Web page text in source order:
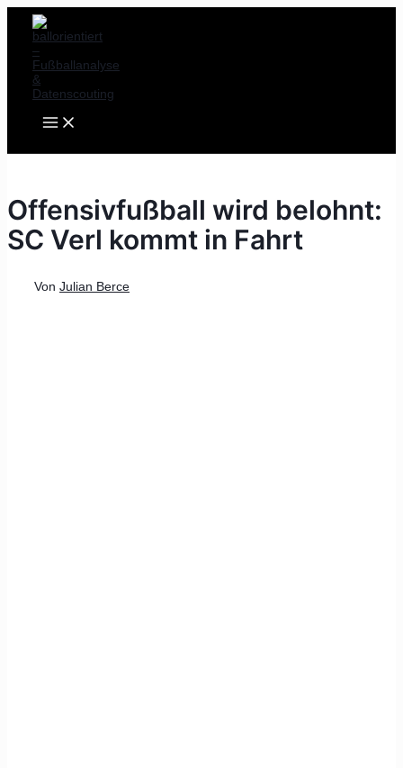
Zum
Inhalt
springen
MENU
Offensivfußball wird belohnt:
SC Verl kommt in Fahrt
Von Julian Berce
Post
navigation